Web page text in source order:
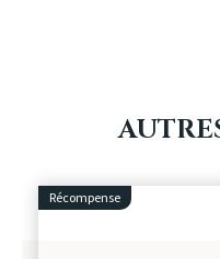
Récompense